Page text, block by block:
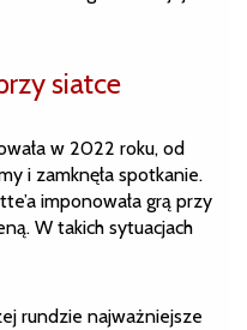
siatce
w 2022 roku, od
i zamknęła spotkanie.
imponowała grą przy
W takich sytuacjach
rundzie najważniejsze